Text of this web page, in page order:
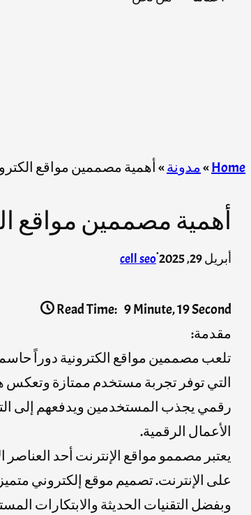
Home
» مدونة» أهمية مصممين مواقع
أهمية مصممين مواقع
أبريل 29, 2025 ·
cell seo
Read Time: 9 Minute, 19 Second
مقدمة:
تلعب مصممين مواقع الكترونية دوراً
التي توفر تجربة مستخدم ممتازة وتعكس
رقمي يجذب المستخدمين ويدفعهم إلى
الأعمال الرقمية.
يعتبر مصممو مواقع الإنترنت أحد العناصر
على الإنترنت. تصميم موقع إلكتروني
وبفضل التقنيات الحديثة والابتكارات